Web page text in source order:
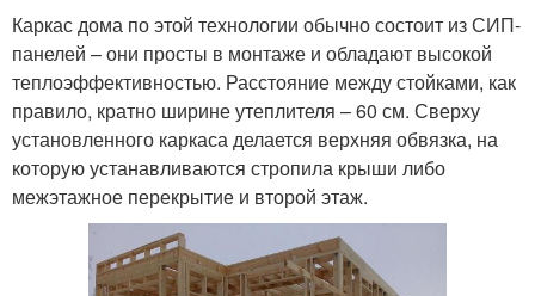
Каркас дома по этой технологии обычно состоит из СИП-
панелей – они просты в монтаже и обладают высокой
теплоэффективностью. Расстояние между стойками, как
правило, кратно ширине утеплителя – 60 см. Сверху
установленного каркаса делается верхняя обвязка, на
которую устанавливаются стропила крыши либо
межэтажное перекрытие и второй этаж.